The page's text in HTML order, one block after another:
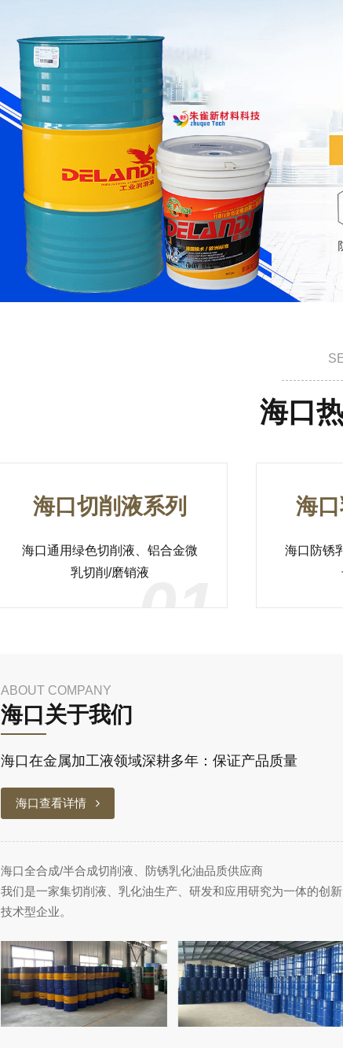
海口
海口切削液系列
海口通用绿色切削液、铝合金微
乳切削/磨销液
海
海口防锈
ABOUT COMPANY
海口关于我们
海口在金属加工液领域深耕多年：保证产品质量
海口查看详情
海口全合成/半合成切削液、防锈乳化油品质供应商
我们是一家集切削液、乳化油生产、研发和应用研究为一体的创新
技术型企业。